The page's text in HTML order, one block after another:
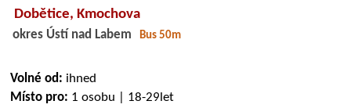
Dobětice, Kmochova
okres Ústí nad Labem Bus 50m
Volné od: ihned
Místo pro: 1 osobu | 18-29let